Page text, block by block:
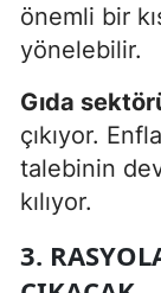
önemli bir
yönelebilir.
Gıda
çıkıyor.
talebinin
kılıyor.
3.